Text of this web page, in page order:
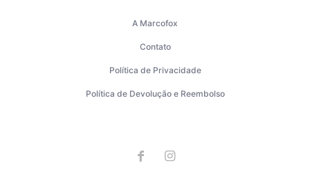
A Marcofox
Contato
Política de Privacidade
Política de Devolução e Reembolso